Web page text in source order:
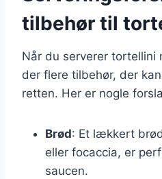
tilbehør til
Når du serverer tortellini
der flere tilbehør, der
retten. Her er nogle
Brød: Et lækkert
eller focaccia, er
saucen.